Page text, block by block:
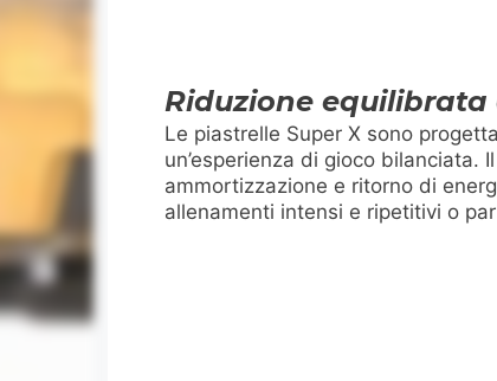
Riduzione equilibrata
Le piastrelle Super X sono
un’esperienza di gioco bilanciata.
ammortizzazione e ritorno di
allenamenti intensi e ripetitivi o